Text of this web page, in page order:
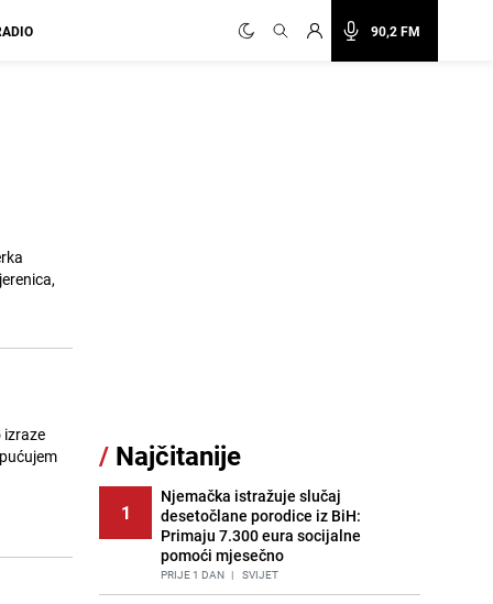
90,2 FM
izraze
/ Najčitanije
1
Njemačka istražuje slučaj
desetočlane porodice iz BiH:
Primaju 7.300 eura socijalne
pomoći mjesečno
PRIJE 1 DAN | SVIJET